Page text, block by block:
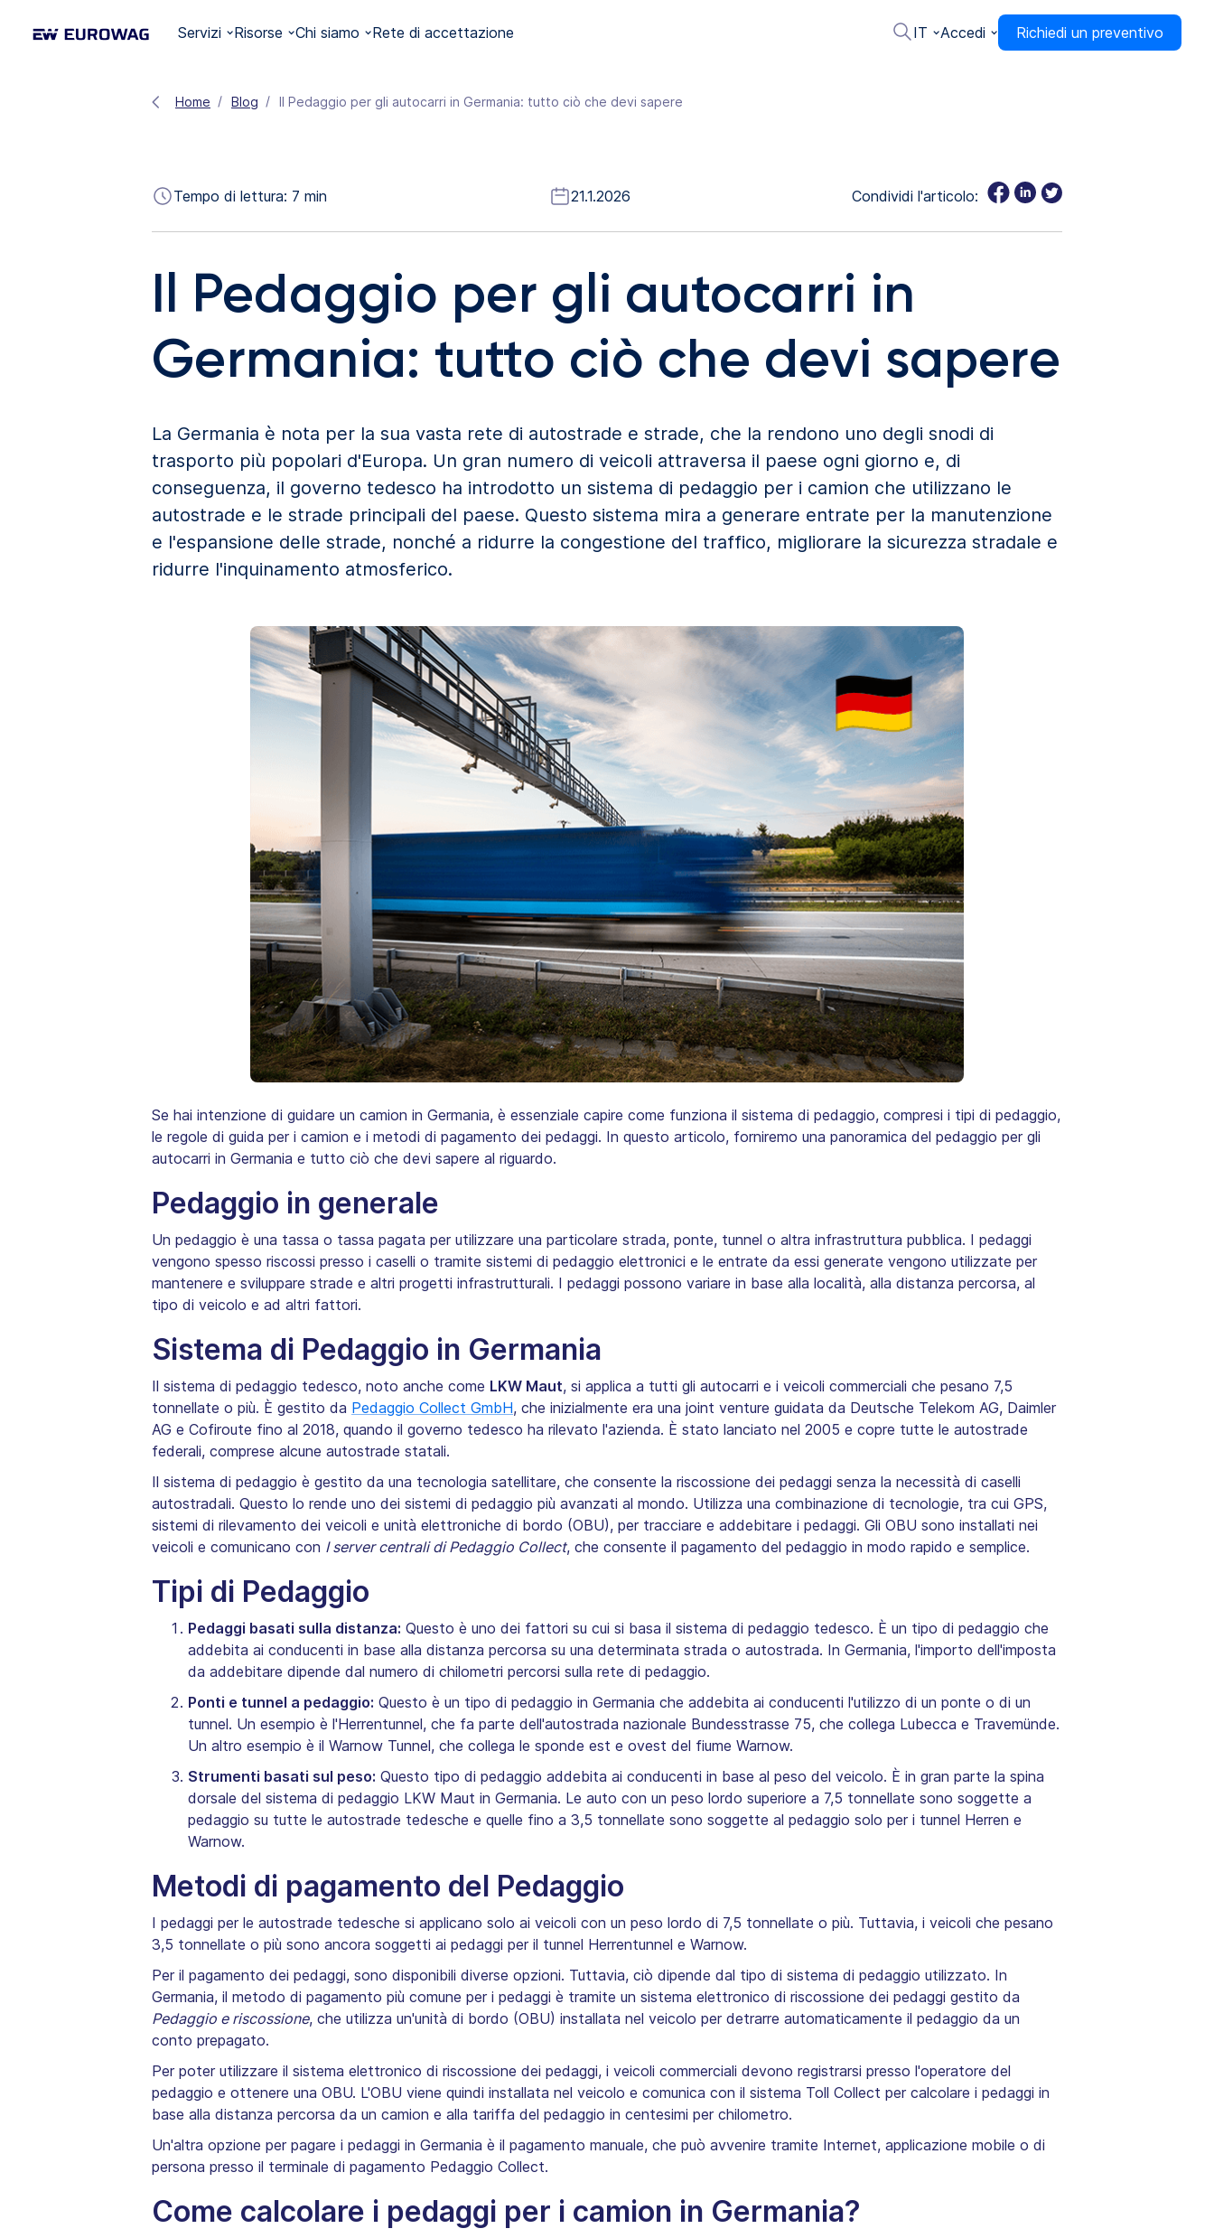
Servizi Risorse Chi siamo Rete di accettazione IT Accedi Richiedi un preventivo
Home Blog Il Pedaggio per gli autocarri in Germania: tutto ciò che devi sapere
Tempo di lettura: 7 min 21.1.2026 Condividi l'articolo:
Il Pedaggio per gli autocarri in
Germania: tutto ciò che devi sapere
La Germania è nota per la sua vasta rete di autostrade e strade, che la rendono uno degli snodi di
trasporto più popolari d'Europa. Un gran numero di veicoli attraversa il paese ogni giorno e, di
conseguenza, il governo tedesco ha introdotto un sistema di pedaggio per i camion che utilizzano le
autostrade e le strade principali del paese. Questo sistema mira a generare entrate per la manutenzione
e l'espansione delle strade, nonché a ridurre la congestione del traffico, migliorare la sicurezza stradale e
ridurre l'inquinamento atmosferico.
Se hai intenzione di guidare un camion in Germania, è essenziale capire come funziona il sistema di pedaggio, compresi i tipi di pedaggio,
le regole di guida per i camion e i metodi di pagamento dei pedaggi. In questo articolo, forniremo una panoramica del pedaggio per gli
autocarri in Germania e tutto ciò che devi sapere al riguardo.
Pedaggio in generale
Un pedaggio è una tassa o tassa pagata per utilizzare una particolare strada, ponte, tunnel o altra infrastruttura pubblica. I pedaggi
vengono spesso riscossi presso i caselli o tramite sistemi di pedaggio elettronici e le entrate da essi generate vengono utilizzate per
mantenere e sviluppare strade e altri progetti infrastrutturali. I pedaggi possono variare in base alla località, alla distanza percorsa, al
tipo di veicolo e ad altri fattori.
Sistema di Pedaggio in Germania
Il sistema di pedaggio tedesco, noto anche come LKW Maut, si applica a tutti gli autocarri e i veicoli commerciali che pesano 7,5
tonnellate o più. È gestito da Pedaggio Collect GmbH, che inizialmente era una joint venture guidata da Deutsche Telekom AG, Daimler
AG e Cofiroute fino al 2018, quando il governo tedesco ha rilevato l'azienda. È stato lanciato nel 2005 e copre tutte le autostrade
federali, comprese alcune autostrade statali.
Il sistema di pedaggio è gestito da una tecnologia satellitare, che consente la riscossione dei pedaggi senza la necessità di caselli
autostradali. Questo lo rende uno dei sistemi di pedaggio più avanzati al mondo. Utilizza una combinazione di tecnologie, tra cui GPS,
sistemi di rilevamento dei veicoli e unità elettroniche di bordo (OBU), per tracciare e addebitare i pedaggi. Gli OBU sono installati nei
veicoli e comunicano con I server centrali di Pedaggio Collect, che consente il pagamento del pedaggio in modo rapido e semplice.
Tipi di Pedaggio
Pedaggi basati sulla distanza: Questo è uno dei fattori su cui si basa il sistema di pedaggio tedesco. È un tipo di pedaggio che
addebita ai conducenti in base alla distanza percorsa su una determinata strada o autostrada. In Germania, l'importo dell'imposta
da addebitare dipende dal numero di chilometri percorsi sulla rete di pedaggio.
Ponti e tunnel a pedaggio: Questo è un tipo di pedaggio in Germania che addebita ai conducenti l'utilizzo di un ponte o di un
tunnel. Un esempio è l'Herrentunnel, che fa parte dell'autostrada nazionale Bundesstrasse 75, che collega Lubecca e Travemünde.
Un altro esempio è il Warnow Tunnel, che collega le sponde est e ovest del fiume Warnow.
Strumenti basati sul peso: Questo tipo di pedaggio addebita ai conducenti in base al peso del veicolo. È in gran parte la spina
dorsale del sistema di pedaggio LKW Maut in Germania. Le auto con un peso lordo superiore a 7,5 tonnellate sono soggette a
pedaggio su tutte le autostrade tedesche e quelle fino a 3,5 tonnellate sono soggette al pedaggio solo per i tunnel Herren e
Warnow.
Metodi di pagamento del Pedaggio
I pedaggi per le autostrade tedesche si applicano solo ai veicoli con un peso lordo di 7,5 tonnellate o più. Tuttavia, i veicoli che pesano
3,5 tonnellate o più sono ancora soggetti ai pedaggi per il tunnel Herrentunnel e Warnow.
Per il pagamento dei pedaggi, sono disponibili diverse opzioni. Tuttavia, ciò dipende dal tipo di sistema di pedaggio utilizzato. In
Germania, il metodo di pagamento più comune per i pedaggi è tramite un sistema elettronico di riscossione dei pedaggi gestito da
Pedaggio e riscossione, che utilizza un'unità di bordo (OBU) installata nel veicolo per detrarre automaticamente il pedaggio da un
conto prepagato.
Per poter utilizzare il sistema elettronico di riscossione dei pedaggi, i veicoli commerciali devono registrarsi presso l'operatore del
pedaggio e ottenere una OBU. L'OBU viene quindi installata nel veicolo e comunica con il sistema Toll Collect per calcolare i pedaggi in
base alla distanza percorsa da un camion e alla tariffa del pedaggio in centesimi per chilometro.
Un'altra opzione per pagare i pedaggi in Germania è il pagamento manuale, che può avvenire tramite Internet, applicazione mobile o di
persona presso il terminale di pagamento Pedaggio Collect.
Come calcolare i pedaggi per i camion in Germania?